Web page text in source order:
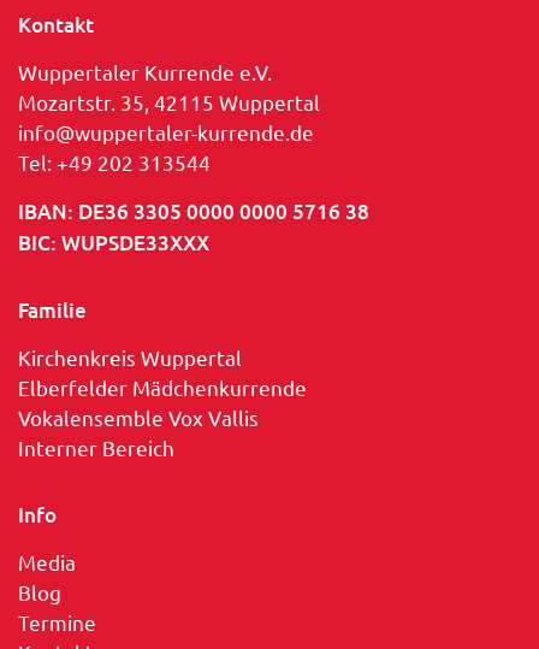
Kontakt
Wuppertaler Kurrende e.V.
Mozartstr. 35, 42115 Wuppertal
info@wuppertaler-kurrende.de
Tel: +49 202 313544
IBAN: DE36 3305 0000 0000 5716 38
BIC: WUPSDE33XXX
Familie
Kirchenkreis Wuppertal
Elberfelder Mädchenkurrende
Vokalensemble Vox Vallis
Interner Bereich
Info
Media
Blog
Termine